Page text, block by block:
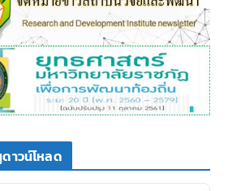
ดาวน์โหลด